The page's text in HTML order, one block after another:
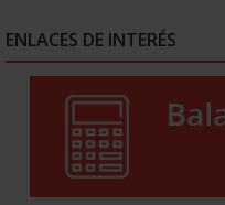
ENLACES DE INTERÉS